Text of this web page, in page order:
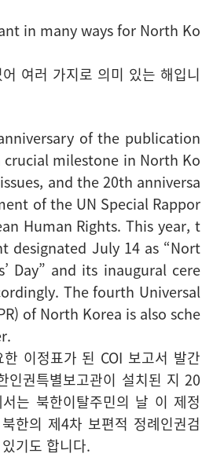
in many ways for North Ko
여러 가지로 의미 있는 해입니
of the publication
crucial milestone in North Ko
and the 20th anniversa
of the UN Special Rappor
Human Rights. This year, t
designated July 14 as “Nort
Day” and its inaugural cere
The fourth Universal
of North Korea is also sche
이정표가 된 COI 보고서 발간
인권특별보고관이 설치된 지 20
는 북한이탈주민의 날 이 제정
한의 제4차 보편적 정례인권검
기도 합니다.